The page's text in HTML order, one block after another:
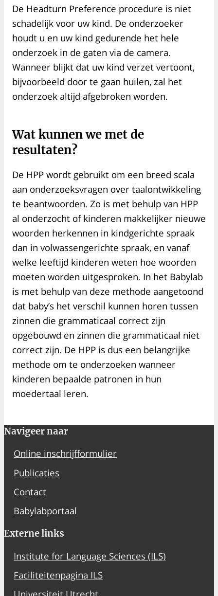
De Headturn Preference procedure is niet
schadelijk voor uw kind. De onderzoeker
houdt u en uw kind gedurende het hele
onderzoek in de gaten via de camera.
Wanneer blijkt dat uw kind verzet vertoont,
bijvoorbeeld door te gaan huilen, zal het
onderzoek altijd afgebroken worden.
Wat kunnen we met de
resultaten?
De HPP wordt gebruikt om een breed scala
aan onderzoeksvragen over taalontwikkeling
te beantwoorden. Zo is met behulp van HPP
al onderzocht of kinderen makkelijker nieuwe
woorden herkennen in kindgerichte spraak
dan in volwassengerichte spraak, en vanaf
welke leeftijd kinderen weten hoe woorden
moeten worden uitgesproken. In het Babylab
is met behulp van deze methode aangetoond
dat baby’s het verschil kunnen horen tussen
zinnen die grammaticaal correct zijn
opgebouwd en zinnen die grammaticaal niet
correct zijn. De HPP is dus een belangrijke
methode om te onderzoeken wanneer
kinderen bepaalde patronen in hun
moedertaal leren.
Navigeer naar
Online inschrijfformulier
Publicaties
Contact
Babylabportaal
Externe links
Institute for Language Sciences (ILS)
Faciliteitenpagina ILS